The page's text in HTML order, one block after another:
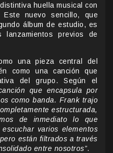
huella musical con
Este nuevo sencillo, que
álbum de estudio, es
previos de
una pieza central del
como una canción que
del grupo. Según el
que encapsula por
como banda. Frank trajo
estructurada,
de inmediato lo que
varios elementos
están filtrados a través
entre nosotros”.